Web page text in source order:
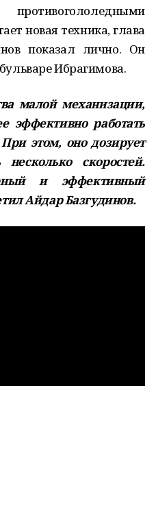
новая техника, глава
показал лично. Он
Ибрагимова.
малой механизации,
эффективно работать
этом, оно дозирует
скоростей.
и эффективный
Айдар Базгудинов.